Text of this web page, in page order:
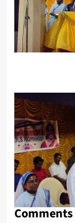
Comments